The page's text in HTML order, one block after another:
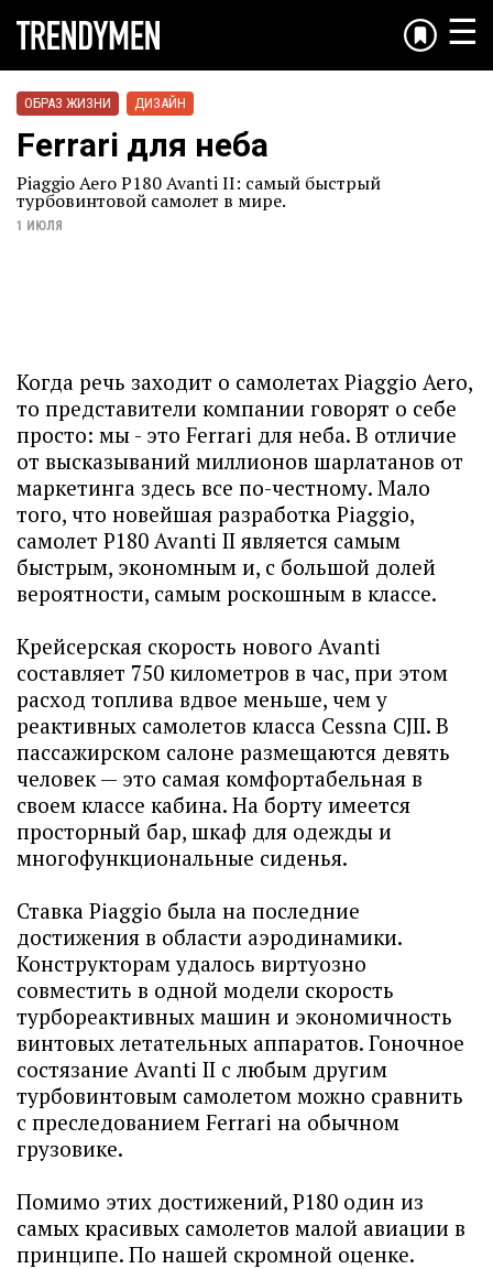
☰
ОБРАЗ ЖИЗНИ ДИЗАЙН
Ferrari для неба
Piaggio Aero P180 Avanti II: самый быстрый
турбовинтовой самолет в мире.
1 ИЮЛЯ
Когда речь заходит о самолетах Piaggio Aero,
то представители компании говорят о себе
просто: мы - это Ferrari для неба. В отличие
от высказываний миллионов шарлатанов от
маркетинга здесь все по-честному. Мало
того, что новейшая разработка Piaggio,
самолет P180 Avanti II является самым
быстрым, экономным и, с большой долей
вероятности, самым роскошным в классе.
Крейсерская скорость нового Avanti
составляет 750 километров в час, при этом
расход топлива вдвое меньше, чем у
реактивных самолетов класса Cessna CJII. В
пассажирском салоне размещаются девять
человек — это самая комфортабельная в
своем классе кабина. На борту имеется
просторный бар, шкаф для одежды и
многофункциональные сиденья.
Ставка Piaggio была на последние
достижения в области аэродинамики.
Конструкторам удалось виртуозно
совместить в одной модели скорость
турбореактивных машин и экономичность
винтовых летательных аппаратов. Гоночное
состязание Avanti II с любым другим
турбовинтовым самолетом можно сравнить
с преследованием Ferrari на обычном
грузовике.
Помимо этих достижений, P180 один из
самых красивых самолетов малой авиации в
принципе. По нашей скромной оценке.